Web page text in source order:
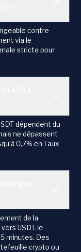
contre
via le
stricte pour
dépendent du
ne dépassent
0,7% en Taux
de la
USDT, le
minutes. Des
crypto ou